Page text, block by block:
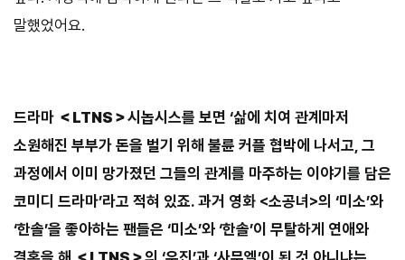
말했었어요.
드라마 ＜LTNS＞시놉시스를 보면 ‘삶에 치여 관계마저
소원해진 부부가 돈을 벌기 위해 불륜 커플 협박에 나서고, 그
과정에서 이미 망가졌던 그들의 관계를 마주하는 이야기를 담은
코미디 드라마’라고 적혀 있죠. 과거 영화 <소공녀>의 ‘미소’와
‘한솔’을 좋아하는 팬들은 ‘미소’와 ‘한솔’이 무탈하게 연애와